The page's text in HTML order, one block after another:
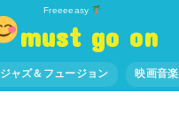
Freeeeasy
must go on
ジャズ＆フュージョン 映画音楽